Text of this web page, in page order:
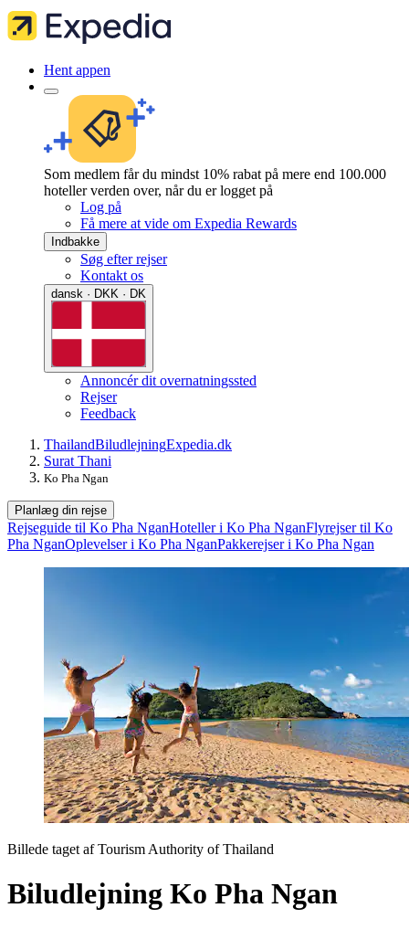
Hent appen
Som medlem får du mindst 10% rabat på mere end 100.000
hoteller verden over, når du er logget på
Log på
Få mere at vide om Expedia Rewards
Indbakke
Søg efter rejser
Kontakt os
dansk · DKK · DK
Annoncér dit overnatningssted
Rejser
Feedback
ThailandBiludlejningExpedia.dk
Surat Thani
Ko Pha Ngan
Planlæg din rejse
Rejseguide til Ko Pha NganHoteller i Ko Pha NganFlyrejser til Ko
Pha NganOplevelser i Ko Pha NganPakkerejser i Ko Pha Ngan
Billede taget af Tourism Authority of Thailand
Biludlejning Ko Pha Ngan